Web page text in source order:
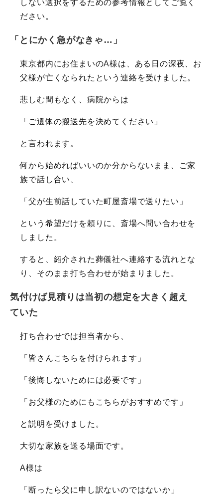
しない選択をするための参考情報としてご覧く
ださい。
「とにかく急がなきゃ…」
東京都内にお住まいのA様は、ある日の深夜、お
父様が亡くなられたという連絡を受けました。
悲しむ間もなく、病院からは
「ご遺体の搬送先を決めてください」
と言われます。
何から始めればいいのか分からないまま、ご家
族で話し合い、
「父が生前話していた町屋斎場で送りたい」
という希望だけを頼りに、斎場へ問い合わせを
しました。
すると、紹介された葬儀社へ連絡する流れとな
り、そのまま打ち合わせが始まりました。
気付けば見積りは当初の想定を大きく超え
ていた
打ち合わせでは担当者から、
「皆さんこちらを付けられます」
「後悔しないためには必要です」
「お父様のためにもこちらがおすすめです」
と説明を受けました。
大切な家族を送る場面です。
A様は
「断ったら父に申し訳ないのではないか」